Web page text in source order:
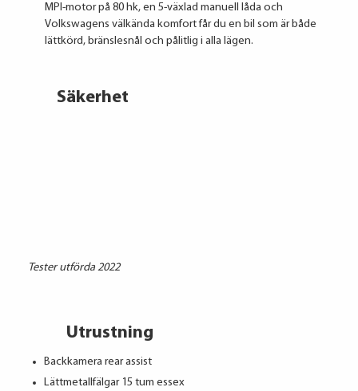
MPI-motor på 80 hk, en 5-växlad manuell låda och
Volkswagens välkända komfort får du en bil som är både
lättkörd, bränslesnål och pålitlig i alla lägen.
Utrustning
Backkamera rear assist
Lättmetallfälgar 15 tum essex
Säkerhet
Tester utförda 2022